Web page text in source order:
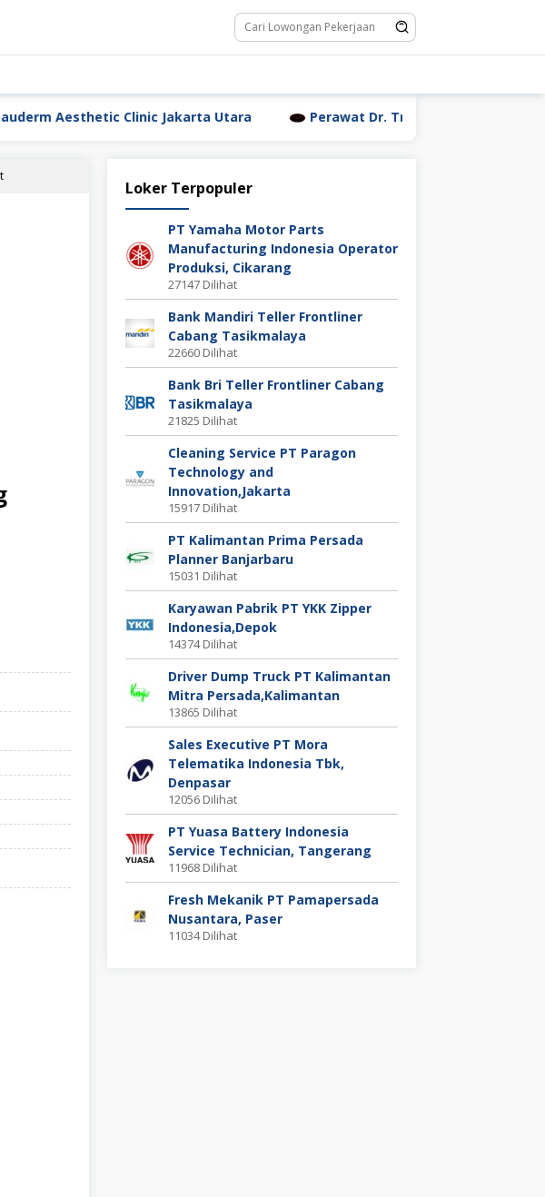
Clinic Jakarta Utara Perawat Dr. Triyanti Sundari Jakarta Utara
Loker Terpopuler
PT Yamaha Motor Parts
Manufacturing Indonesia Operator
Produksi, Cikarang
27147 Dilihat
Bank Mandiri Teller Frontliner
Cabang Tasikmalaya
22660 Dilihat
Bank Bri Teller Frontliner Cabang
Tasikmalaya
21825 Dilihat
Cleaning Service PT Paragon
Technology and
Innovation,Jakarta
15917 Dilihat
PT Kalimantan Prima Persada
Planner Banjarbaru
15031 Dilihat
Karyawan Pabrik PT YKK Zipper
Indonesia,Depok
14374 Dilihat
Driver Dump Truck PT Kalimantan
Mitra Persada,Kalimantan
13865 Dilihat
Sales Executive PT Mora
Telematika Indonesia Tbk,
Denpasar
12056 Dilihat
PT Yuasa Battery Indonesia
Service Technician, Tangerang
11968 Dilihat
Fresh Mekanik PT Pamapersada
Nusantara, Paser
11034 Dilihat